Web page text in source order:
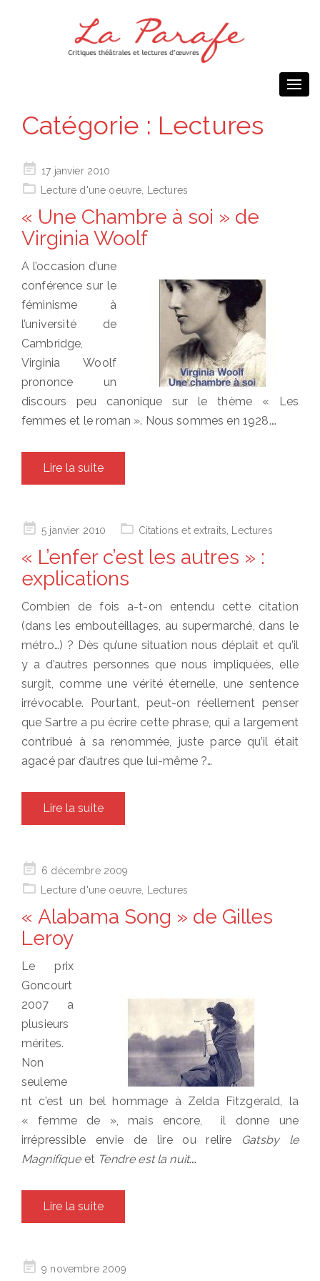
Catégorie : Lectures
Posted
on
17 janvier 2010
Lecture d'une oeuvre
Lectures
« Une Chambre à soi » de
Virginia Woolf
A l’occasion d’une
conférence sur le
féminisme à
l’université de
Cambridge,
Virginia Woolf
prononce un
discours peu canonique sur le thème « Les
femmes et le roman ». Nous sommes en 1928.…
Lire la suite
Posted5 janvier 2010 Citations et extraits Lectures
« L’enfer c’est les autres » :
explications
Combien de fois a-t-on entendu cette citation
(dans les embouteillages, au supermarché, dans le
métro…) ? Dès qu’une situation nous déplaît et qu’il
y a d’autres personnes que nous impliquées, elle
surgit, comme une vérité éternelle, une sentence
irrévocable. Pourtant, peut-on réellement penser
que Sartre a pu écrire cette phrase, qui a largement
contribué à sa renommée, juste parce qu’il était
agacé par d’autres que lui-même ?…
Lire la suite
Posted
on
6 décembre 2009
Lecture d'une oeuvre
Lectures
« Alabama Song » de Gilles
Leroy
Le prix
Goncourt
2007 a
plusieurs
mérites.
Non
seuleme
nt c’est un bel hommage à Zelda Fitzgerald, la
« femme de », mais encore, il donne une
irrépressible envie de lire ou relire
Gatsby le
Magnifiqueet Tendre est la nuit.…
Lire la suite
Posted9 novembre 2009